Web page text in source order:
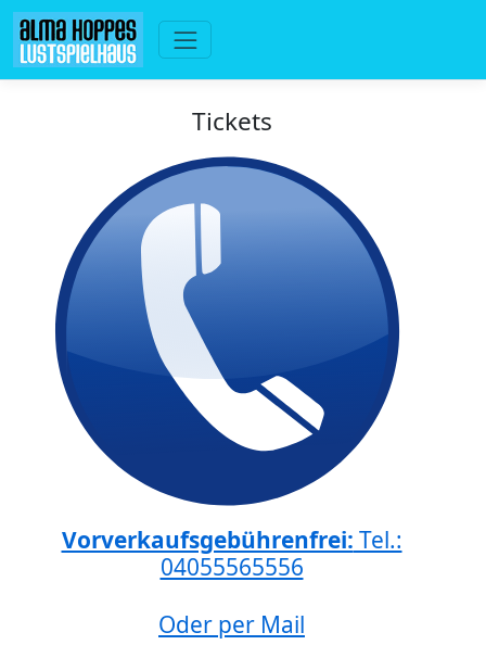
Tickets
Vorverkaufsgebührenfrei: Tel.:
04055565556
Oder per Mail